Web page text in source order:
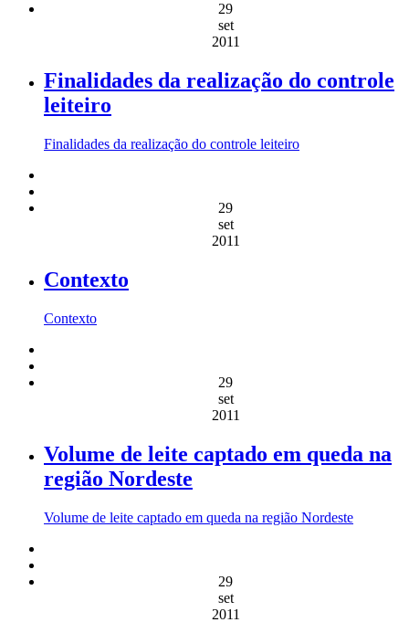
29
set
2011
Finalidades da realização do controle
leiteiro
Finalidades da realização do controle leiteiro
29
set
2011
Contexto
Contexto
29
set
2011
Volume de leite captado em queda na
região Nordeste
Volume de leite captado em queda na região Nordeste
29
set
2011